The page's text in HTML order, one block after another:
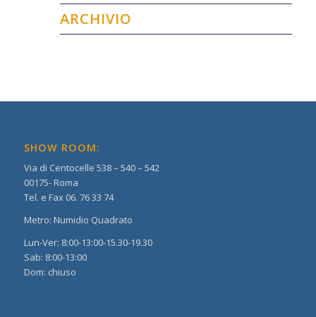
ARCHIVIO
SHOW ROOM:
Via di Centocelle 538 – 540 – 542
00175- Roma
Tel. e Fax 06. 76 33 74
Metro: Numidio Quadrato
Lun-Ver: 8:00-13:00-15.30-19.30
Sab: 8:00-13:00
Dom: chiuso